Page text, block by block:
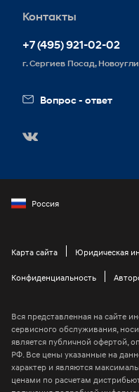
Контакты
Реквизиты
Схема проезда
Контакты
+7 (495) 921-02-02
г. Сергиев Посад,
Вопрос - ответ
Россия
Карта сайта Юридическая
Конфиденциальность
Вся представленная на сайте
сервисного обслуживания,
является публичной офертой,
РФ. Все цены указанные на
характер и являются
ценами по расчетам